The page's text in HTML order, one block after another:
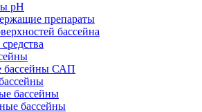
pH
препараты
бассейна
бассейны САП
бассейны
бассейны